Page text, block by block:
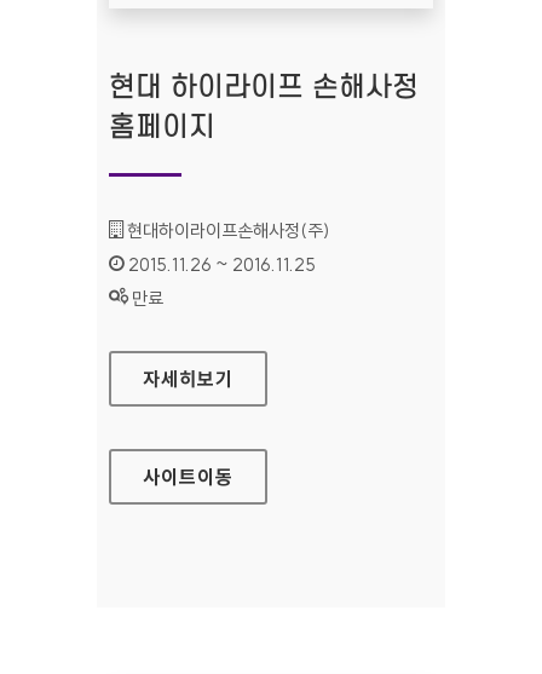
현대 하이라이프 손해사정
홈페이지
기관명 :
현대하이라이프손해사정(주)
인증기간 :
2015.11.26 ~ 2016.11.25
상태 :
만료
현대 하이라이프 손해사정 홈페이지
자세히보기
사이트이동